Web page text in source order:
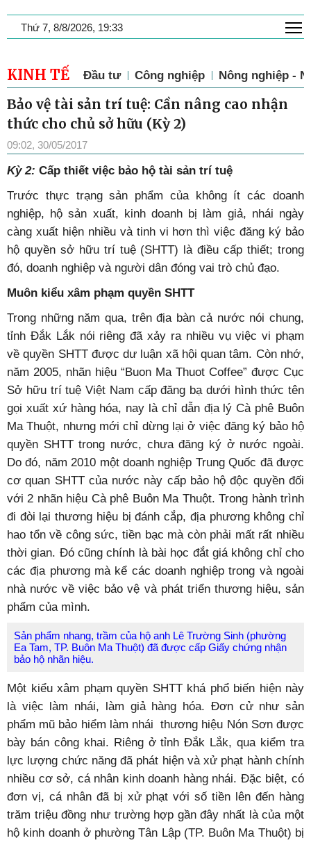
Thứ 7, 8/8/2026, 19:33
KINH TẾ Đầu tư Công nghiệp Nông nghiệp -
Bảo vệ tài sản trí tuệ: Cần nâng cao nhận
thức cho chủ sở hữu (Kỳ 2)
09:02, 30/05/2017
Kỳ 2:Cấp thiết việc bảo hộ tài sản trí tuệ
Trước thực trạng sản phẩm của không ít các doanh
nghiệp, hộ sản xuất, kinh doanh bị làm giả, nhái ngày
hộ quyền sở hữu trí tuệ (SHTT) là điều cấp thiết; trong
đó, doanh nghiệp và người dân đóng vai trò chủ đạo.
Muôn kiểu xâm phạm quyền SHTT
Trong những năm qua, trên địa bàn cả nước nói chung,
tỉnh Đắk Lắk nói riêng đã xảy ra nhiều vụ việc vi phạm
về quyền SHTT được dư luận xã hội quan tâm. Còn nhớ,
năm 2005, nhãn hiệu “Buon Ma Thuot Coffee” được Cục
Sở hữu trí tuệ Việt Nam cấp đăng bạ dưới hình thức tên
gọi xuất xứ hàng hóa, nay là chỉ dẫn địa lý Cà phê Buôn
Ma Thuột, nhưng mới chỉ dừng lại ở việc đăng ký bảo hộ
quyền SHTT trong nước, chưa đăng ký ở nước ngoài.
Do đó, năm 2010 một doanh nghiệp Trung Quốc đã được
cơ quan SHTT của nước này cấp bảo hộ độc quyền đối
với 2 nhãn hiệu Cà phê Buôn Ma Thuột. Trong hành trình
đi đòi lại thương hiệu bị đánh cắp, địa phương không chỉ
hao tổn về công sức, tiền bạc mà còn phải mất rất nhiều
thời gian. Đó cũng chính là bài học đắt giá không chỉ cho
các địa phương mà kể các doanh nghiệp trong và ngoài
nhà nước về việc bảo vệ và phát triển thương hiệu, sản
phẩm của mình.
Sản phẩm nhang, trầm của hộ anh Lê Trường Sinh (phường
Ea Tam, TP. Buôn Ma Thuột) đã được cấp Giấy chứng nhận
bảo hộ nhãn hiệu.
Một kiểu xâm phạm quyền SHTT khá phổ biến hiện này
là việc làm nhái, làm giả hàng hóa. Đơn cử như sản
phẩm mũ bảo hiểm làm nhái thương hiệu Nón Sơn được
bày bán công khai. Riêng ở tỉnh Đắk Lắk, qua kiểm tra
lực lượng chức năng đã phát hiện và xử phạt hành chính